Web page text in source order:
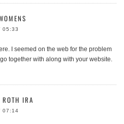
05:33
I seemed on the web for the problem
together with along with your website.
IRA
07:14